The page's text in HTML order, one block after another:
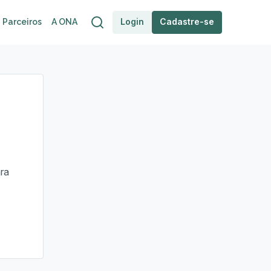
Parceiros A ONA Login Cadastre-se